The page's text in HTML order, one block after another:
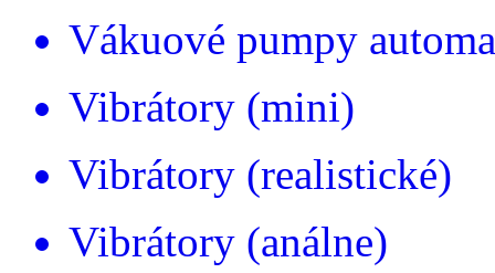
Vákuové pumpy
Vibrátory (mini)
Vibrátory (realistické)
Vibrátory (análne)